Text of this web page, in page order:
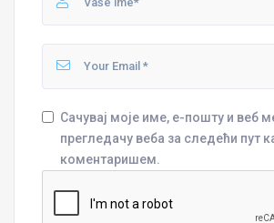
Сачувај моје име, е-пошту и веб
прегледачу веба за следећи пут
коментаришем.